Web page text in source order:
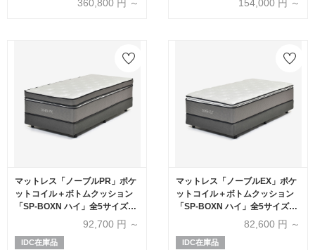
360,800 円 ～ 154,000 円 ～
マットレス「ノーブルPR」ポケ
ットコイル＋ボトムクッション
「SP-BOXN ハイ」全5サイズ
【マットレス+ボトムのセット】
92,700 円 ～
IDC在庫品
マットレス「ノーブルEX」ポケ
ットコイル＋ボトムクッション
「SP-BOXN ハイ」全5サイズ
【マットレス+ボトムのセット】
82,600 円 ～
IDC在庫品